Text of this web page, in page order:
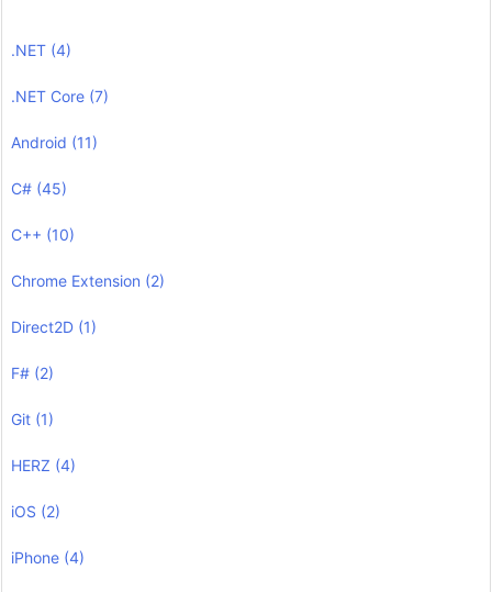
.NET (4)
.NET Core (7)
Android (11)
C# (45)
C++ (10)
Chrome Extension (2)
Direct2D (1)
F# (2)
Git (1)
HERZ (4)
iOS (2)
iPhone (4)